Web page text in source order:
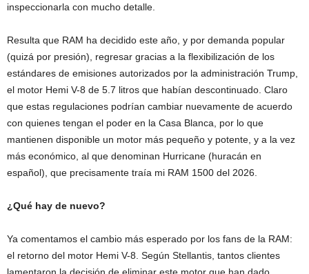
inspeccionarla con mucho detalle.
Resulta que RAM ha decidido este año, y por demanda popular
(quizá por presión), regresar gracias a la flexibilización de los
estándares de emisiones autorizados por la administración Trump,
el motor Hemi V-8 de 5.7 litros que habían descontinuado. Claro
que estas regulaciones podrían cambiar nuevamente de acuerdo
con quienes tengan el poder en la Casa Blanca, por lo que
mantienen disponible un motor más pequeño y potente, y a la vez
más económico, al que denominan Hurricane (huracán en
español), que precisamente traía mi RAM 1500 del 2026.
¿Qué hay de nuevo?
Ya comentamos el cambio más esperado por los fans de la RAM:
el retorno del motor Hemi V-8. Según Stellantis, tantos clientes
lamentaron la decisión de eliminar este motor que han dado